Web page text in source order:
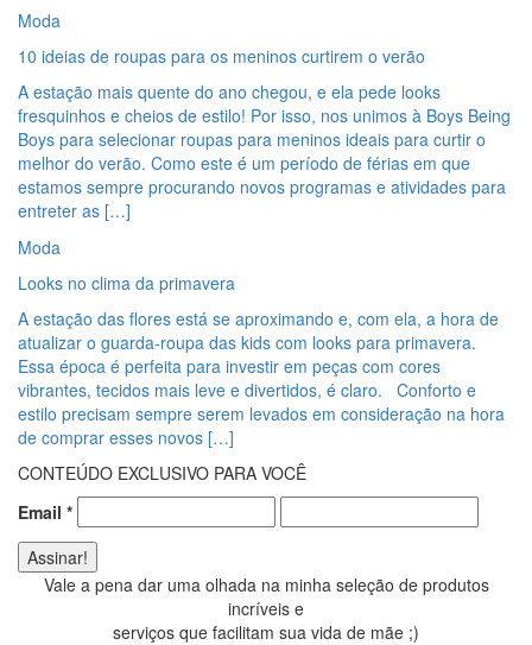
Moda
10 ideias de roupas para os meninos curtirem o verão
A estação mais quente do ano chegou, e ela pede looks
fresquinhos e cheios de estilo! Por isso, nos unimos à Boys Being
Boys para selecionar roupas para meninos ideais para curtir o
melhor do verão. Como este é um período de férias em que
estamos sempre procurando novos programas e atividades para
entreter as […]
Moda
Looks no clima da primavera
A estação das flores está se aproximando e, com ela, a hora de
atualizar o guarda-roupa das kids com looks para primavera.
Essa época é perfeita para investir em peças com cores
vibrantes, tecidos mais leve e divertidos, é claro. Conforto e
estilo precisam sempre serem levados em consideração na hora
de comprar esses novos […]
CONTEÚDO EXCLUSIVO PARA VOCÊ
Email *
Vale a pena dar uma olhada na minha seleção de produtos
incríveis e
serviços que facilitam sua vida de mãe ;)